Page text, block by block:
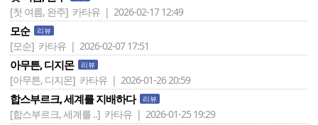
[첫 여름, 완주] 카타유 | 2026-02-17 12:49
모순 리뷰
[모순] 카타유 | 2026-02-07 17:51
아무튼, 디지몬 리뷰
[아무튼, 디지몬] 카타유 | 2026-01-26 20:59
합스부르크, 세계를 지배하다 리뷰
[합스부르크, 세계를 ..] 카타유 | 2026-01-25 19:29